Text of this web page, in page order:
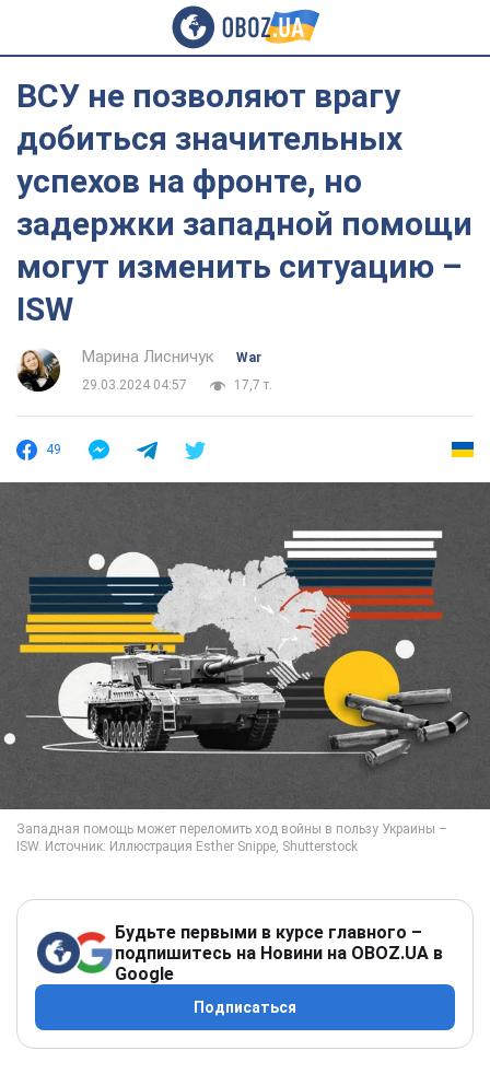
ВСУ не позволяют врагу
добиться значительных
успехов на фронте, но
задержки западной помощи
могут изменить ситуацию –
ISW
Марина Лисничук
War
29.03.2024 04:57
17,7 т.
49
Будьте первыми в курсе главного –
подпишитесь на Новини на OBOZ.UA в
Google
Подписаться